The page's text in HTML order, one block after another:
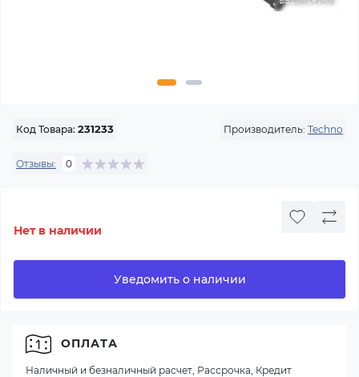
Код Товара: 231233 Производитель: Techno
Отзывы: 0
Нет в наличии
Уведомить о наличии
ОПЛАТА
Наличный и безналичный расчет, Рассрочка, Кредит